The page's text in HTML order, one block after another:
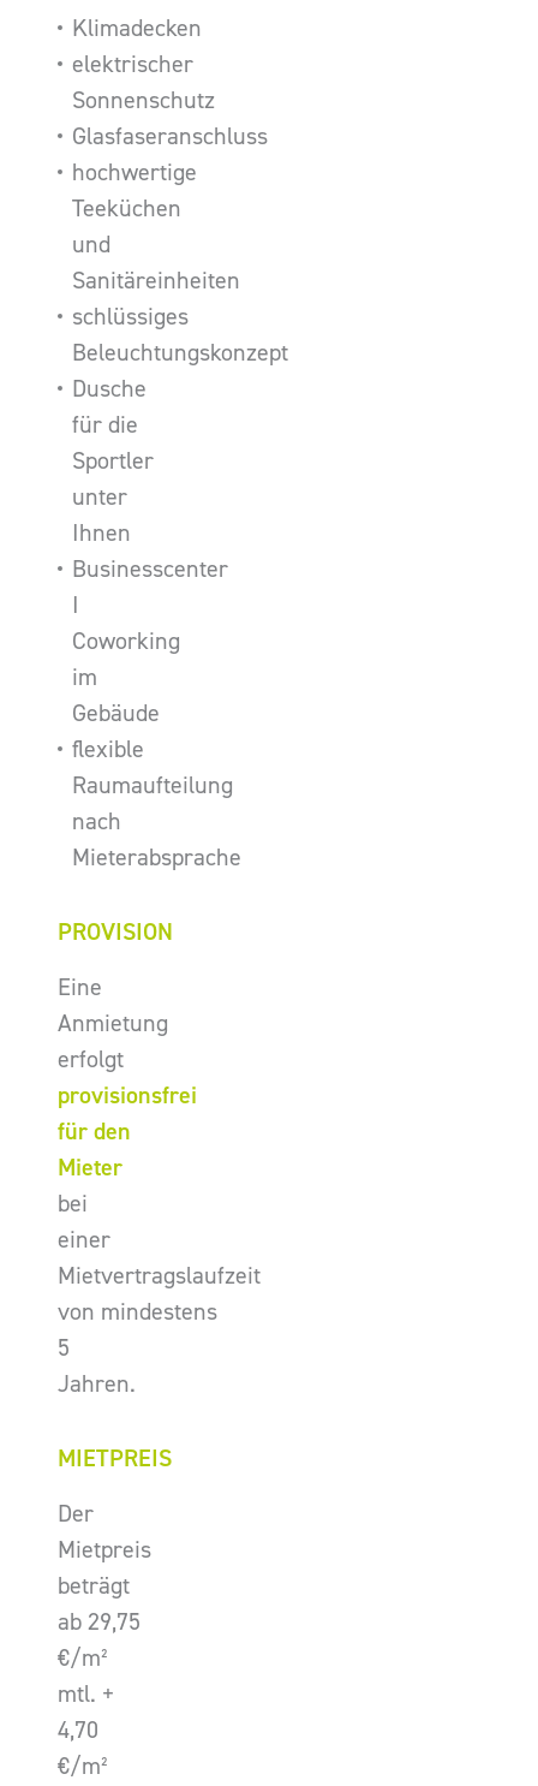
Klimadecken
elektrischer
Sonnenschutz
Glasfaseranschluss
hochwertige
Teeküchen
und
Sanitäreinheiten
schlüssiges
Beleuchtungskonzept
Dusche
für die
Sportler
unter
Ihnen
Businesscenter
I
Coworking
im
Gebäude
flexible
Raumaufteilung
nach
Mieterabsprache
PROVISION
Eine
Anmietung
erfolgt
provisionsfrei
für den
Mieter
bei
einer
Mietvertragslaufzeit
von mindestens
5
Jahren.
MIETPREIS
Der
Mietpreis
beträgt
ab 29,75
€/m²
mtl. +
4,70
€/m²